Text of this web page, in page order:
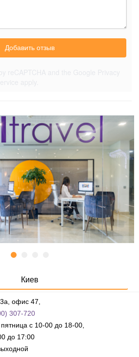
Добавить отзыв
Киев
офис 47,
307-720
с 10-00 до 18-00,
до 17:00